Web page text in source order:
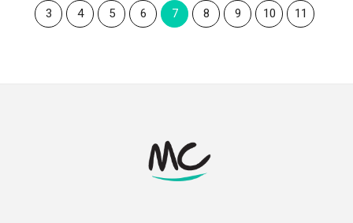
3 4 5 6 7 8 9 10 11